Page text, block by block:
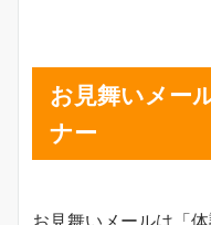
お見舞いメー
ナー